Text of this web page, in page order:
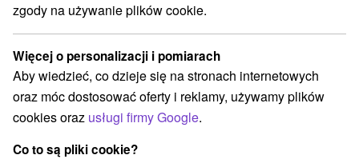
Chaty na prenájom Vlková
Kategorie
Wszystkie kategorie
Chaty na prenájom(3)
Drevenice(1) Priváty(1)
zgody na używanie plików cookie.
Więcej o personalizacji i pomiarach
Aby wiedzieć, co dzieje się na stronach internetowych
oraz móc dostosować oferty i reklamy, używamy plików
cookies oraz usługi firmy Google.
Co to są pliki cookie?